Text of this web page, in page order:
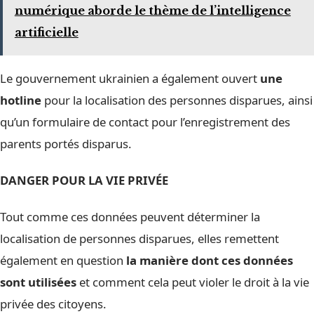
numérique aborde le thème de l’intelligence
artificielle
Le gouvernement ukrainien a également ouvert une
hotline pour la localisation des personnes disparues, ainsi
qu’un formulaire de contact pour l’enregistrement des
parents portés disparus.
DANGER POUR LA VIE PRIVÉE
Tout comme ces données peuvent déterminer la
localisation de personnes disparues, elles remettent
également en question la manière dont ces données
sont utilisées et comment cela peut violer le droit à la vie
privée des citoyens.